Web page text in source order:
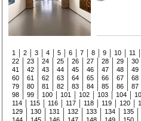
1 2 3 4 5 6 7 8 9 10 11
22
23 24 25 26 27 28 29 30
41
42 43 44 45 46 47 48 49
60
61 62 63 64 65 66 67 68
79
80 81 82 83 84 85 86 87
98
99 100 101 102 103 104
114
115 116 117 118 119 120
129
130 131 132 133 134 135